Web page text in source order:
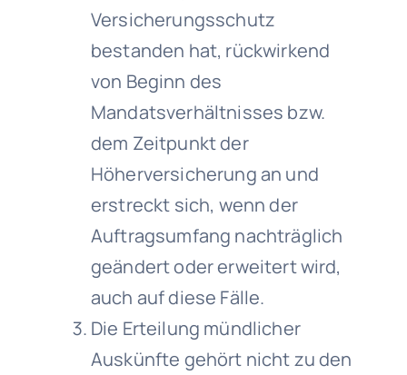
Versicherungsschutz
bestanden hat, rückwirkend
von Beginn des
Mandatsverhältnisses bzw.
dem Zeitpunkt der
Höherversicherung an und
erstreckt sich, wenn der
Auftragsumfang nachträglich
geändert oder erweitert wird,
auch auf diese Fälle.
Die Erteilung mündlicher
Auskünfte gehört nicht zu den